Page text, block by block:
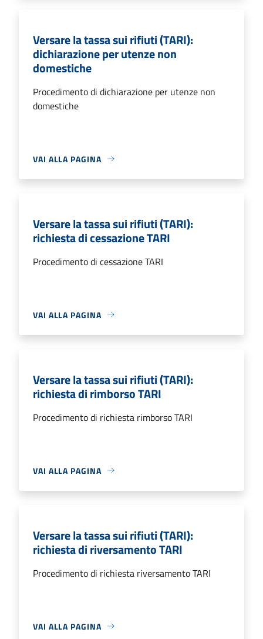
Versare la tassa sui rifiuti (TARI):
dichiarazione per utenze non
domestiche
Procedimento di dichiarazione per utenze non
domestiche
VAI ALLA PAGINA
Versare la tassa sui rifiuti (TARI):
richiesta di cessazione TARI
Procedimento di cessazione TARI
VAI ALLA PAGINA
Versare la tassa sui rifiuti (TARI):
richiesta di rimborso TARI
Procedimento di richiesta rimborso TARI
VAI ALLA PAGINA
Versare la tassa sui rifiuti (TARI):
richiesta di riversamento TARI
Procedimento di richiesta riversamento TARI
VAI ALLA PAGINA